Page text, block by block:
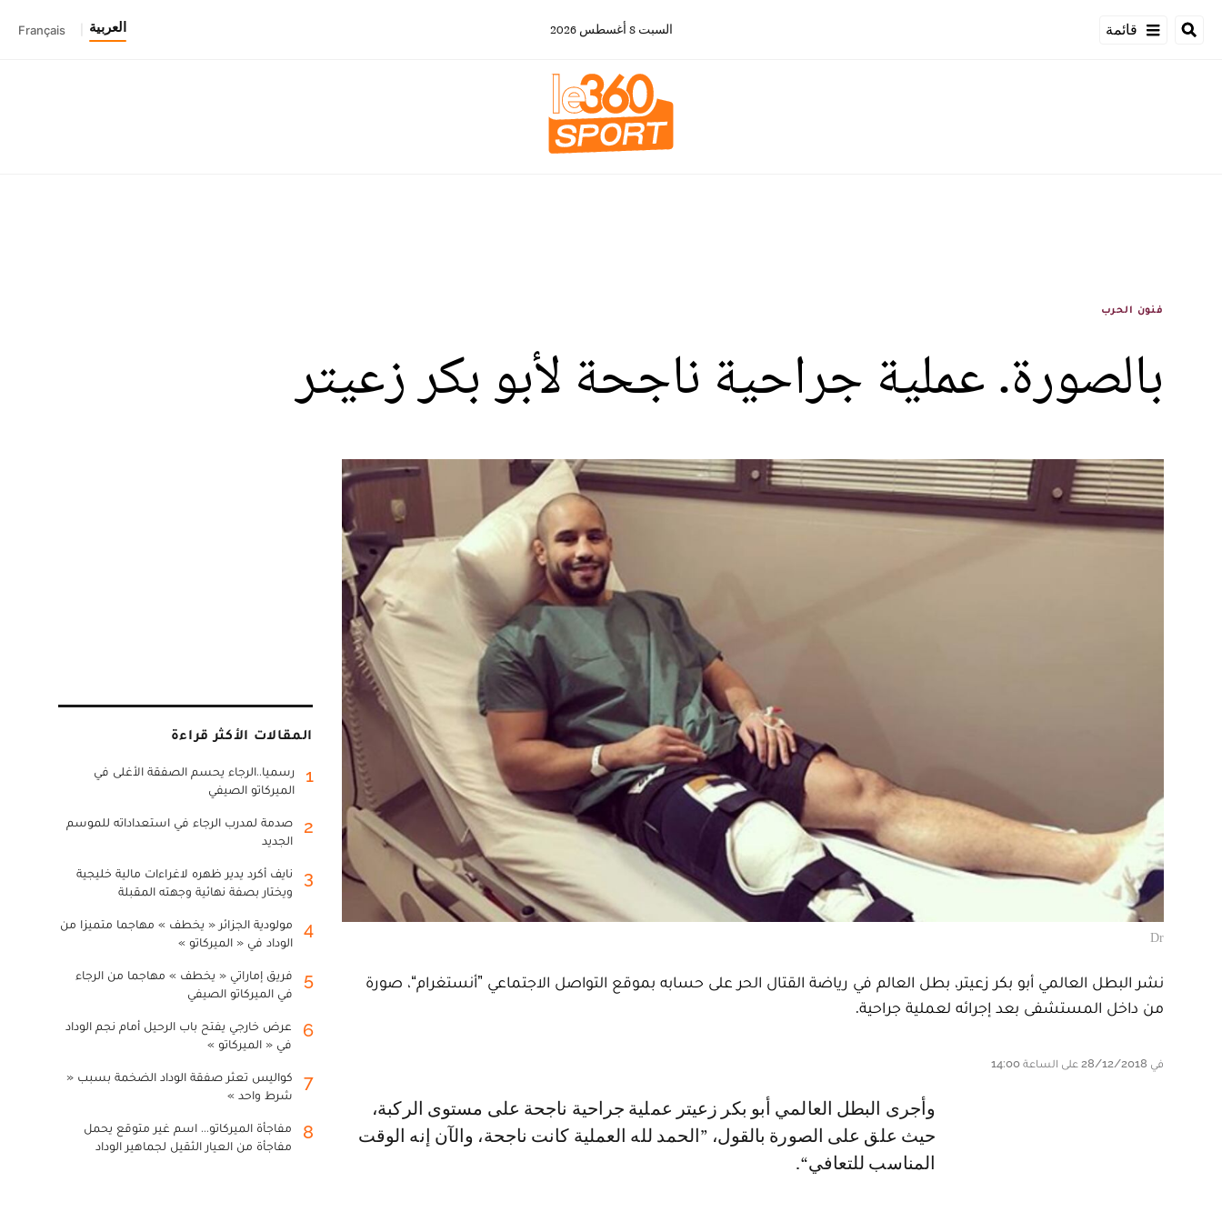
قائمة السبت 8 أغسطس 2026 العربية Français
فنون الحرب
بالصورة. عملية جراحية ناجحة لأبو بكر زعيتر
Dr
نشر البطل العالمي أبو بكر زعيتر، بطل العالم في رياضة القتال الحر على حسابه بموقع التواصل الاجتماعي ”أنستغرام“، صورة
من داخل المستشفى بعد إجرائه لعملية جراحية.
في 28/12/2018 على الساعة 14:00
وأجرى البطل العالمي أبو بكر زعيتر عملية جراحية ناجحة على مستوى الركبة،
حيث علق على الصورة بالقول، ”الحمد لله العملية كانت ناجحة، والآن إنه الوقت
المناسب للتعافي“.
المقالات الأكثر قراءة
1
رسميا..الرجاء يحسم الصفقة الأغلى في
الميركاتو الصيفي
2
صدمة لمدرب الرجاء في استعداداته للموسم
الجديد
3
نايف أكرد يدير ظهره لاغراءات مالية خليجية
ويختار بصفة نهائية وجهته المقبلة
4
مولودية الجزائر « يخطف » مهاجما متميزا من
الوداد في « الميركاتو »
5
فريق إماراتي « يخطف » مهاجما من الرجاء
في الميركاتو الصيفي
6
عرض خارجي يفتح باب الرحيل أمام نجم الوداد
في « الميركاتو »
7
كواليس تعثر صفقة الوداد الضخمة بسبب «
شرط واحد »
8
مفاجأة الميركاتو... اسم غير متوقع يحمل
مفاجأة من العيار الثقيل لجماهير الوداد